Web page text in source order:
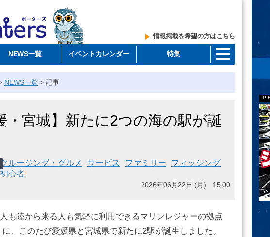
情報掲載を希望の方はこちら
NEWS一覧 イベントカレンダー 特集
NEWS一覧 > 記事
・宮城】新たに2つの海の駅が誕
クルージング・グルメ サービス ファミリー
フィッシング
初心者
2026年06月22日 (月) 15:00
も陸から来る人も気軽に利用できるマリンレジャーの拠点
に、このたび愛媛県と宮城県で新たに2駅が誕生しました。